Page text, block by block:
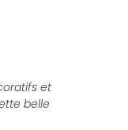
et
belle